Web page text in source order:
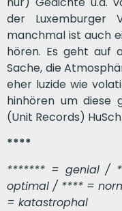
der Luxemburger
manchmal ist auch
hören. Es geht auf
Sache, die
eher luzide wie
hinhören um diese
(Unit Records) HuSch
****
******* = genial /
optimal / **** =
= katastrophal